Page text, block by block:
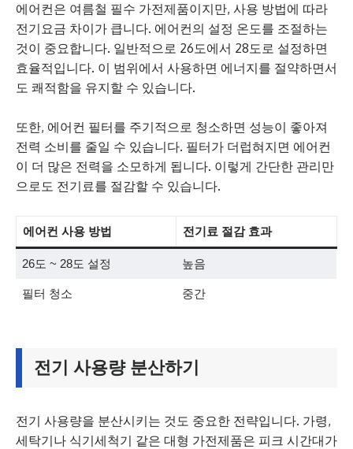
에어컨은 여름철 필수 가전제품이지만, 사용 방법에 따라
전기요금 차이가 큽니다. 에어컨의 설정 온도를 조절하는
것이 중요합니다. 일반적으로 26도에서 28도로 설정하면
효율적입니다. 이 범위에서 사용하면 에너지를 절약하면서
도 쾌적함을 유지할 수 있습니다.
또한, 에어컨 필터를 주기적으로 청소하면 성능이 좋아져
전력 소비를 줄일 수 있습니다. 필터가 더럽혀지면 에어컨
이 더 많은 전력을 소모하게 됩니다. 이렇게 간단한 관리만
으로도 전기료를 절감할 수 있습니다.
에어컨 사용 방법 전기료 절감 효과
26도 ~ 28도 설정 높음
필터 청소 중간
전기 사용량 분산하기
전기 사용량을 분산시키는 것도 중요한 전략입니다. 가령,
세탁기나 식기세척기 같은 대형 가전제품은 피크 시간대가